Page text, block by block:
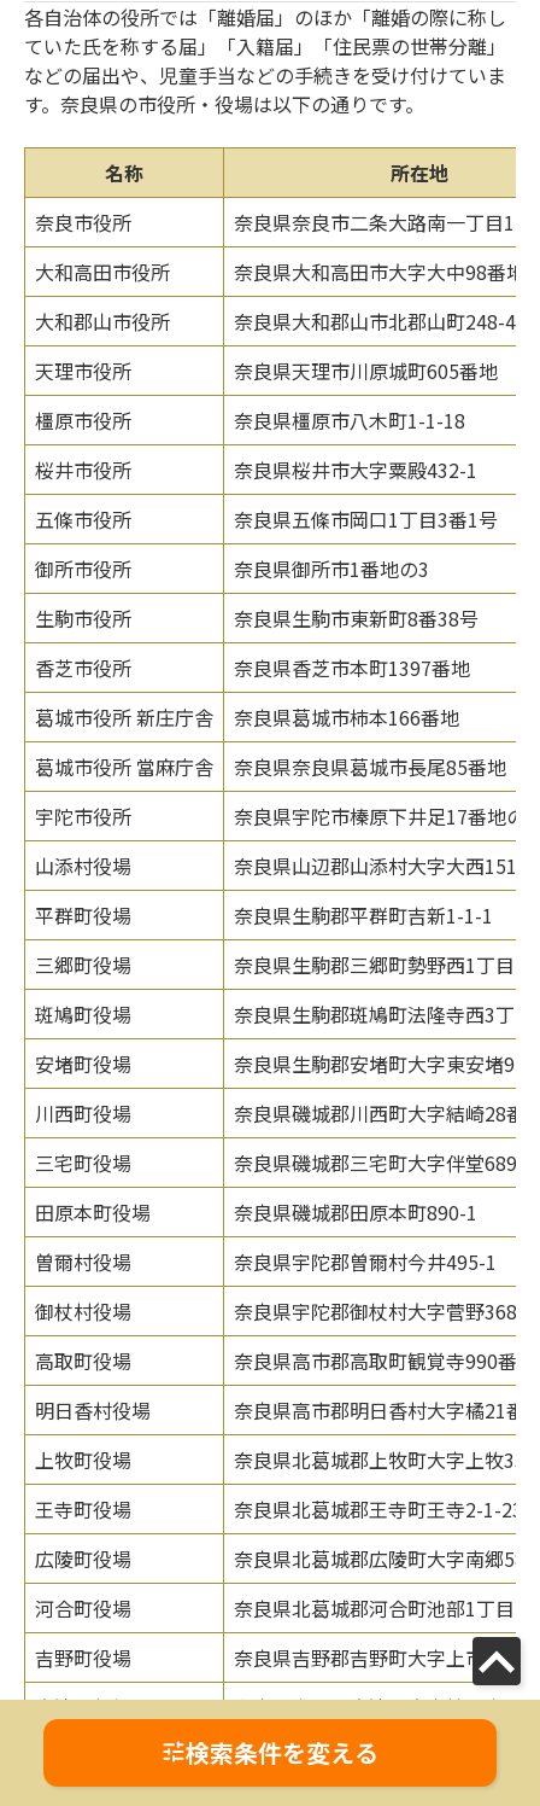
各自治体の役所では「離婚届」のほか「離婚の際に称し
ていた氏を称する届」「入籍届」「住民票の世帯分離」
などの届出や、児童手当などの手続きを受け付けていま
す。奈良県の市役所・役場は以下の通りです。
名称
所在地
奈良市役所
奈良県奈良市二条大路南一丁目1-1
大和高田市役所
奈良県大和高田市大字大中98番地4
大和郡山市役所
奈良県大和郡山市北郡山町248-4
天理市役所
奈良県天理市川原城町605番地
橿原市役所
奈良県橿原市八木町1-1-18
桜井市役所
奈良県桜井市大字粟殿432-1
五條市役所
奈良県五條市岡口1丁目3番1号
御所市役所
奈良県御所市1番地の3
生駒市役所
奈良県生駒市東新町8番38号
香芝市役所
奈良県香芝市本町1397番地
葛城市役所 新庄庁舎
奈良県葛城市柿本166番地
葛城市役所 當麻庁舎
奈良県奈良県葛城市長尾85番地
宇陀市役所
奈良県宇陀市榛原下井足17番地の3
山添村役場
奈良県山辺郡山添村大字大西151
平群町役場
奈良県生駒郡平群町吉新1-1-1
三郷町役場
奈良県生駒郡三郷町勢野西1丁目1
斑鳩町役場
奈良県生駒郡斑鳩町法隆寺西3丁
安堵町役場
奈良県生駒郡安堵町大字東安堵
川西町役場
奈良県磯城郡川西町大字結崎28番
三宅町役場
奈良県磯城郡三宅町大字伴堂689
田原本町役場
奈良県磯城郡田原本町890-1
曽爾村役場
奈良県宇陀郡曽爾村今井495-1
御杖村役場
奈良県宇陀郡御杖村大字菅野368
高取町役場
奈良県高市郡高取町観覚寺990番
明日香村役場
奈良県高市郡明日香村大字橘21番
上牧町役場
奈良県北葛城郡上牧町大字上牧
王寺町役場
奈良県北葛城郡王寺町王寺2-1-23
広陵町役場
奈良県北葛城郡広陵町大字南郷
河合町役場
奈良県北葛城郡河合町池部1丁目1
吉野町役場
奈良県吉野郡吉野町大字上市80番
大淀町役場
奈良県吉野郡大淀町大字桧垣本
奈良県吉野郡下市町大字下市1960
検索条件を変える